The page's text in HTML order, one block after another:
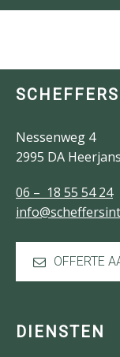
Nessenweg 4
2995 DA
06 – 18 55 54 24
OFFERTE
DIENSTEN